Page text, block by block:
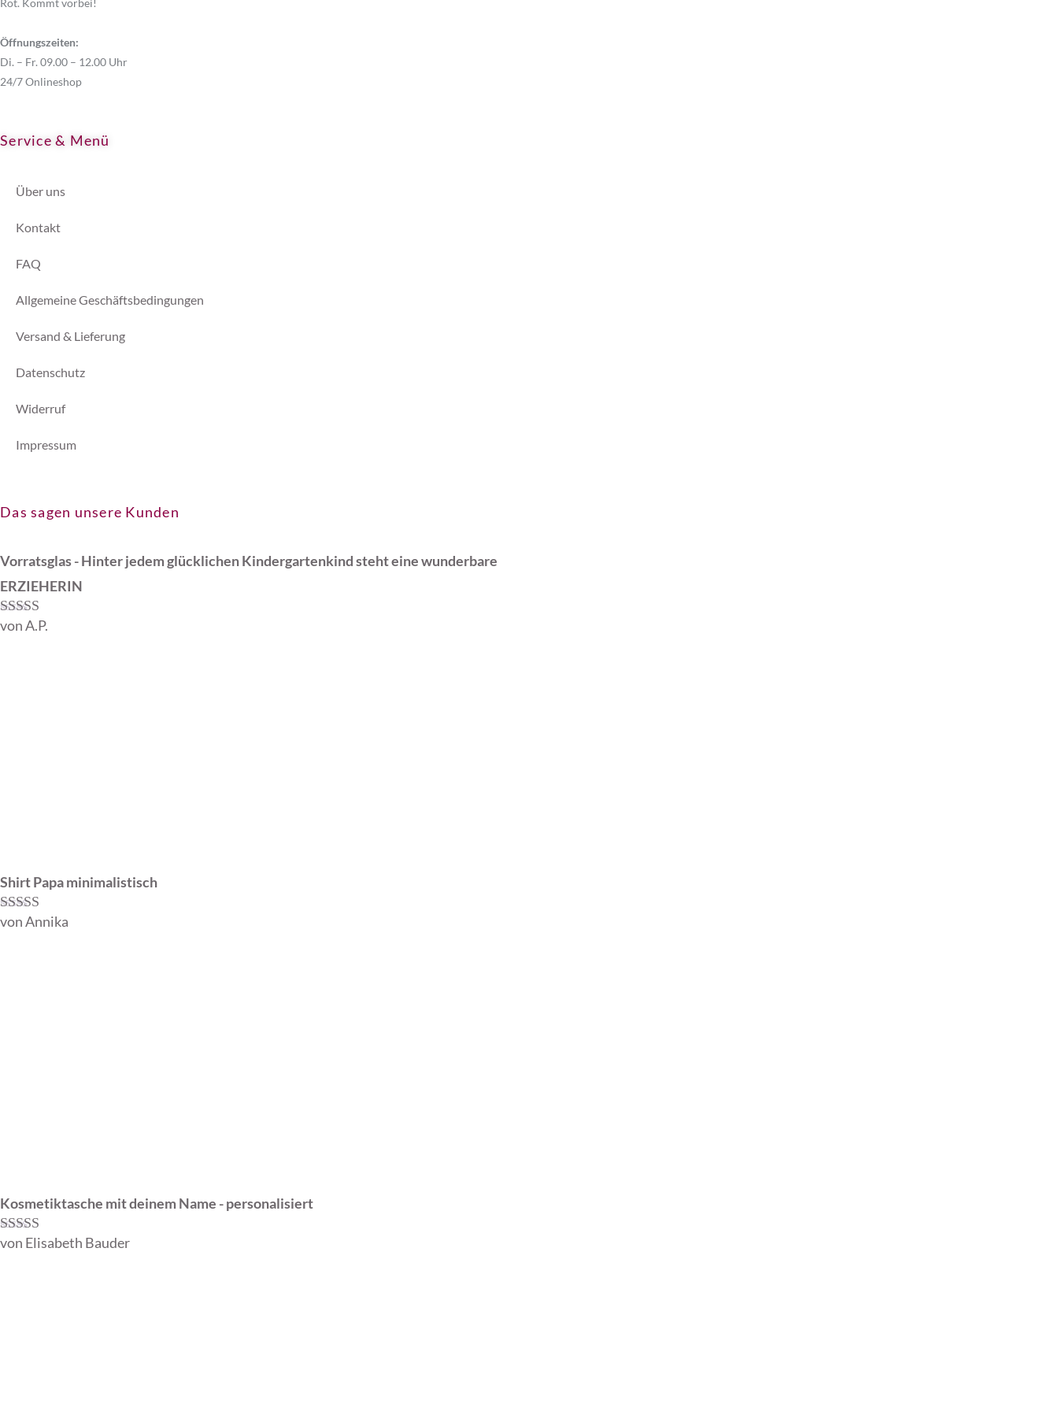
Öffnungszeiten:
Di. – Fr. 09.00 – 12.00 Uhr
24/7 Onlineshop
Service & Menü
Über uns
Kontakt
FAQ
Allgemeine Geschäftsbedingungen
Versand & Lieferung
Datenschutz
Widerruf
Impressum
Das sagen unsere Kunden
Vorratsglas - Hinter jedem glücklichen Kindergartenkind steht eine wunderbare
ERZIEHERIN
Bewertet mit
von A.P.
Shirt Papa minimalistisch
Bewertet mit
von Annika
Kosmetiktasche mit deinem Name - personalisiert
Bewertet mit
von Elisabeth Bauder